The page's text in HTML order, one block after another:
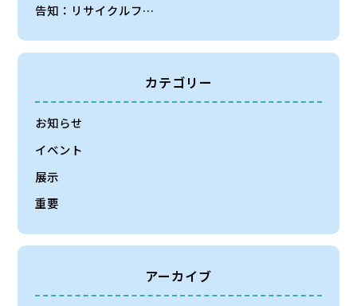
告知：リサイクルフ…
カテゴリー
お知らせ
イベント
展示
重要
アーカイブ